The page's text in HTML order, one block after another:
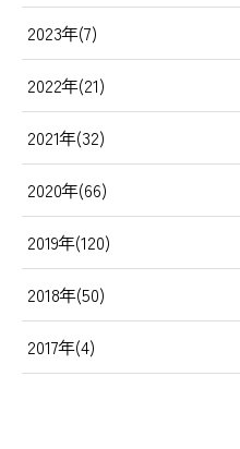
2023年(7)
2022年(21)
2021年(32)
2020年(66)
2019年(120)
2018年(50)
2017年(4)